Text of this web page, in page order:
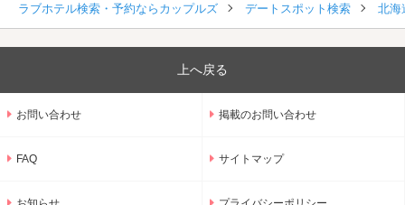
ラブホテル検索・予約ならカップルズ デートスポット検索 北海
上へ戻る
お問い合わせ 掲載のお問い合わせ
FAQ サイトマップ